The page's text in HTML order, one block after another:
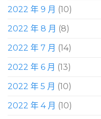
2022 年 9 月 (10)
2022 年 8 月 (8)
2022 年 7 月 (14)
2022 年 6 月 (13)
2022 年 5 月 (10)
2022 年 4 月 (10)